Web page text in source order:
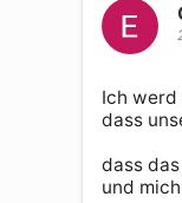
Ich werd
dass
dass
und